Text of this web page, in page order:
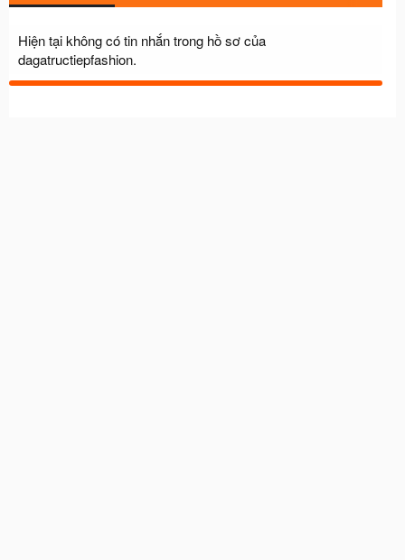
Hiện tại không có tin nhắn trong hồ sơ của
dagatructiepfashion.